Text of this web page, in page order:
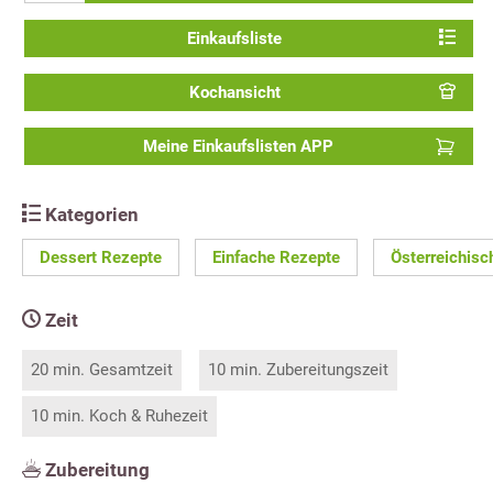
Einkaufsliste
Kochansicht
Meine Einkaufslisten APP
Kategorien
Dessert Rezepte Einfache Rezepte
Zeit
20 min. Gesamtzeit 10 min. Zubereitungszeit
10 min. Koch & Ruhezeit
Zubereitung